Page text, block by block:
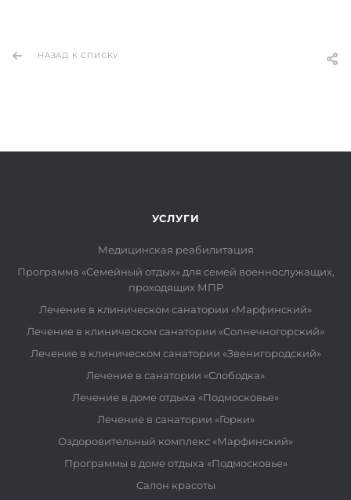
НАЗАД К СПИСКУ
УСЛУГИ
Медицинская реабилитация
Программа «Семейный отдых» для семей военнослужащих,
проходящих МПР
Лечение в клиническом санатории «Марфинский»
Лечение в клиническом санатории «Солнечногорский»
Лечение в клиническом санатории «Звенигородский»
Лечение в санатории «Слободка»
Лечение в доме отдыха «Подмосковье»
Лечение в санатории «Горки»
Оздоровительный комплекс «Марфинский»
Программы в доме отдыха «Подмосковье»
Салон красоты